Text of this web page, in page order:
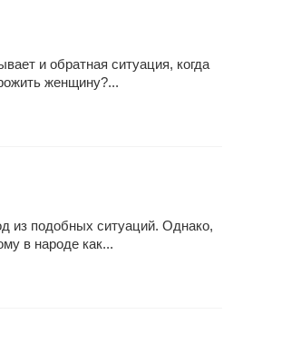
и обратная ситуация, когда
женщину?...
из подобных ситуаций. Однако,
в народе как...